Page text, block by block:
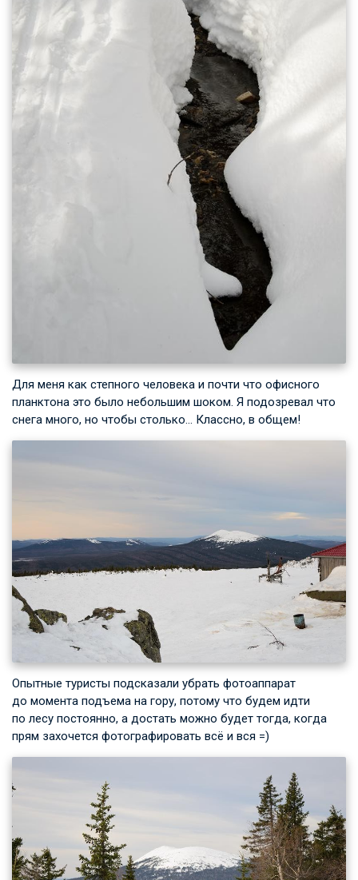
Для меня как степного человека и почти что офисного
планктона это было небольшим шоком. Я подозревал что
снега много, но чтобы столько… Классно, в общем!
Опытные туристы подсказали убрать фотоаппарат
до момента подъема на гору, потому что будем идти
по лесу постоянно, а достать можно будет тогда, когда
прям захочется фотографировать всё и вся =)